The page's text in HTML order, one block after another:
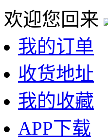
欢迎您回来
我的订单
收货地址
我的收藏
APP下载